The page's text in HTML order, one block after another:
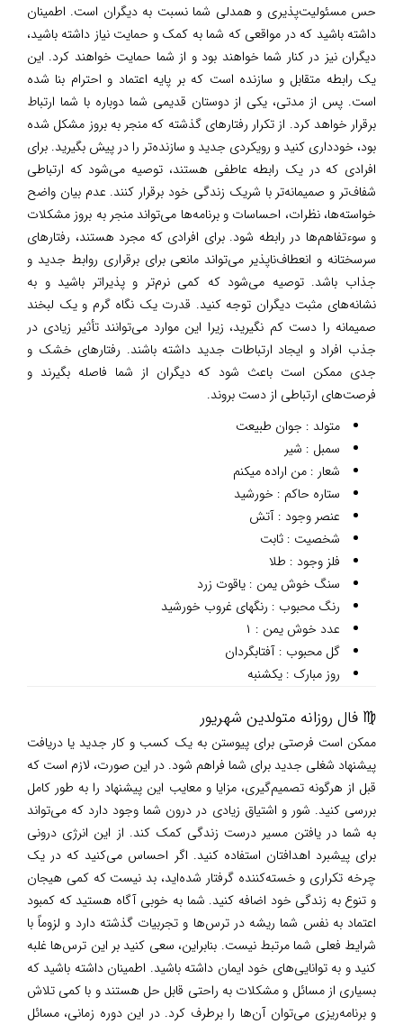
حس مسئولیت‌پذیری و همدلی شما نسبت به دیگران است. اطمینان
داشته باشید که در مواقعی که شما به کمک و حمایت نیاز داشته باشید،
دیگران نیز در کنار شما خواهند بود و از شما حمایت خواهند کرد. این
یک رابطه متقابل و سازنده است که بر پایه اعتماد و احترام بنا شده
است. پس از مدتی، یکی از دوستان قدیمی شما دوباره با شما ارتباط
برقرار خواهد کرد. از تکرار رفتارهای گذشته که منجر به بروز مشکل شده
بود، خودداری کنید و رویکردی جدید و سازنده‌تر را در پیش بگیرید. برای
افرادی که در یک رابطه عاطفی هستند، توصیه می‌شود که ارتباطی
شفاف‌تر و صمیمانه‌تر با شریک زندگی خود برقرار کنند. عدم بیان واضح
خواسته‌ها، نظرات، احساسات و برنامه‌ها می‌تواند منجر به بروز مشکلات
و سوءتفاهم‌ها در رابطه شود. برای افرادی که مجرد هستند، رفتارهای
سرسختانه و انعطاف‌ناپذیر می‌تواند مانعی برای برقراری روابط جدید و
جذاب باشد. توصیه می‌شود که کمی نرم‌تر و پذیراتر باشید و به
نشانه‌های مثبت دیگران توجه کنید. قدرت یک نگاه گرم و یک لبخند
صمیمانه را دست کم نگیرید، زیرا این موارد می‌توانند تأثیر زیادی در
جذب افراد و ایجاد ارتباطات جدید داشته باشند. رفتارهای خشک و
جدی ممکن است باعث شود که دیگران از شما فاصله بگیرند و
فرصت‌های ارتباطی از دست بروند.
متولد : جوان طبیعت
سمبل : شیر
شعار : من اراده میکنم
ستاره حاکم : خورشید
عنصر وجود : آتش
شخصیت : ثابت
فلز وجود : طلا
سنگ خوش یمن : یاقوت زرد
رنگ محبوب : رنگهای غروب خورشید
عدد خوش یمن : ۱
گل محبوب : آفتابگردان
روز مبارک : یکشنبه
♍ فال روزانه متولدین شهریور
ممکن است فرصتی برای پیوستن به یک کسب و کار جدید یا دریافت
پیشنهاد شغلی جدید برای شما فراهم شود. در این صورت، لازم است که
قبل از هرگونه تصمیم‌گیری، مزایا و معایب این پیشنهاد را به طور کامل
بررسی کنید. شور و اشتیاق زیادی در درون شما وجود دارد که می‌تواند
به شما در یافتن مسیر درست زندگی کمک کند. از این انرژی درونی
برای پیشبرد اهدافتان استفاده کنید. اگر احساس می‌کنید که در یک
چرخه تکراری و خسته‌کننده گرفتار شده‌اید، بد نیست که کمی هیجان
و تنوع به زندگی خود اضافه کنید. شما به خوبی آگاه هستید که کمبود
اعتماد به نفس شما ریشه در ترس‌ها و تجربیات گذشته دارد و لزوماً با
شرایط فعلی شما مرتبط نیست. بنابراین، سعی کنید بر این ترس‌ها غلبه
کنید و به توانایی‌های خود ایمان داشته باشید. اطمینان داشته باشید که
بسیاری از مسائل و مشکلات به راحتی قابل حل هستند و با کمی تلاش
و برنامه‌ریزی می‌توان آن‌ها را برطرف کرد. در این دوره زمانی، مسائل